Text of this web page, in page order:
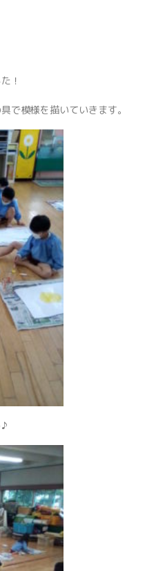
！
で模様を描いていきます。